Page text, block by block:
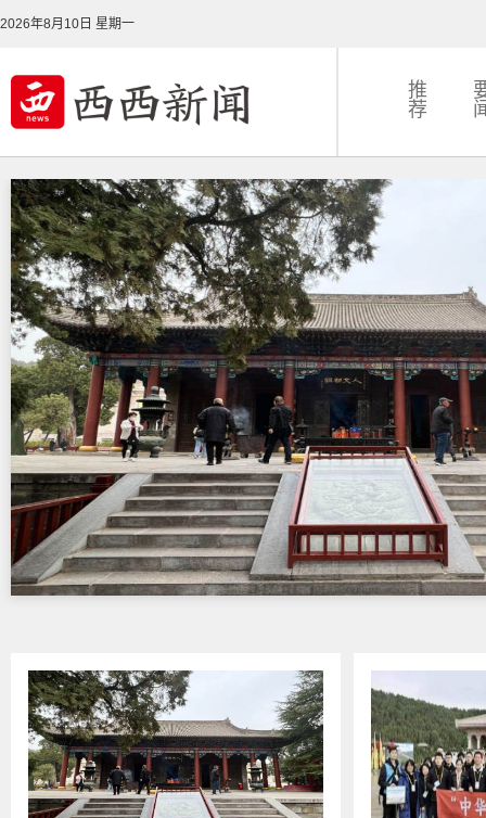
2026年8月10日 星期一
推
荐